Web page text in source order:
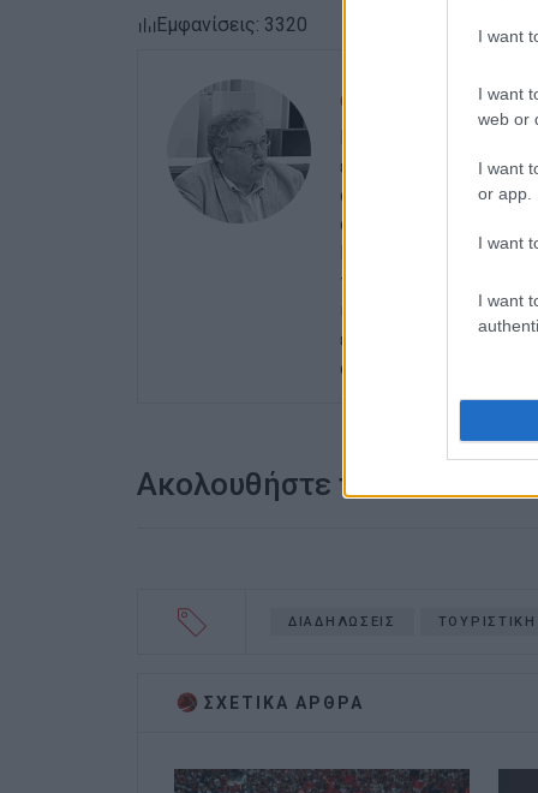
I want
I want
web or
I want
or app.
I want
I want
Εμφανίσεις: 3320
ΓΙΩΡΓΟΣ
εργαστεί ως
αρχές της δεκαετίας
αθηναϊκές
Περιφερειακών
του γενικού
ισχυρότερη
ενδιαφέρον του για τα
ανιδιοτελής
Ακολουθήστε το enimerosi
ΔΙΑΔΗΛΩΣΕΙΣ
ΣΧΕΤΙΚA AΡΘΡΑ